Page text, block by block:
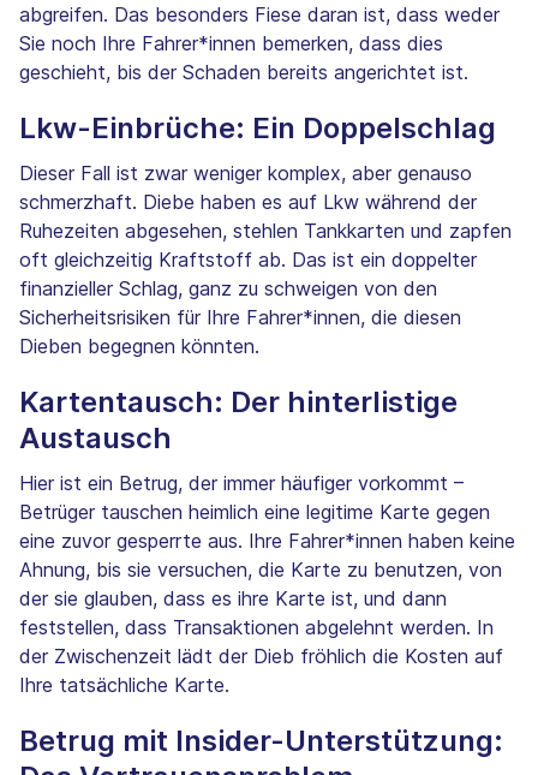
abgreifen. Das besonders Fiese daran ist, dass weder
Sie noch Ihre Fahrer*innen bemerken, dass dies
geschieht, bis der Schaden bereits angerichtet ist.
Lkw-Einbrüche: Ein Doppelschlag
Dieser Fall ist zwar weniger komplex, aber genauso
schmerzhaft. Diebe haben es auf Lkw während der
Ruhezeiten abgesehen, stehlen Tankkarten und zapfen
oft gleichzeitig Kraftstoff ab. Das ist ein doppelter
finanzieller Schlag, ganz zu schweigen von den
Sicherheitsrisiken für Ihre Fahrer*innen, die diesen
Dieben begegnen könnten.
Kartentausch: Der hinterlistige
Austausch
Hier ist ein Betrug, der immer häufiger vorkommt –
Betrüger tauschen heimlich eine legitime Karte gegen
eine zuvor gesperrte aus. Ihre Fahrer*innen haben keine
Ahnung, bis sie versuchen, die Karte zu benutzen, von
der sie glauben, dass es ihre Karte ist, und dann
feststellen, dass Transaktionen abgelehnt werden. In
der Zwischenzeit lädt der Dieb fröhlich die Kosten auf
Ihre tatsächliche Karte.
Betrug mit Insider-Unterstützung: